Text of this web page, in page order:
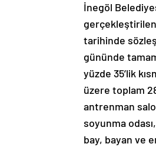
İnegöl
gerçekleştirilen
tarihinde
gününde
yüzde 35’lik
üzere toplam
antrenman
soyunma
bay, bayan ve